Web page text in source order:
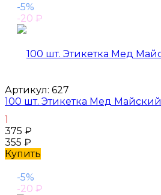
-5%
-20 ₽
Артикул: 627
100 шт. Этикетка Мед Майский
1
375 ₽
355 ₽
Купить
-5%
-20 ₽